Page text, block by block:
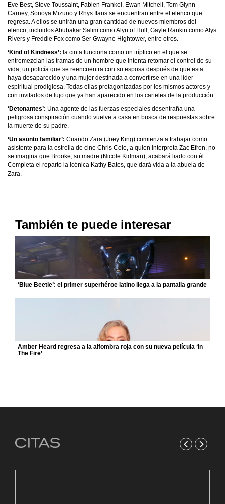
Eve Best, Steve Toussaint, Fabien Frankel, Ewan Mitchell, Tom Glynn-
Carney, Sonoya Mizuno y Rhys Ifans se encuentran entre el elenco que
regresa. A ellos se unirán una gran cantidad de nuevos miembros del
elenco, incluidos Abubakar Salim como Alyn of Hull, Gayle Rankin como Alys
Rivers y Freddie Fox como Ser Gwayne Hightower, entre otros.
‘Kind of Kindness’: la cinta funciona como un tríptico en el que se
entremezclan las tramas de un hombre que intenta retomar el control de su
vida, un policía que se reencuentra con su esposa después de que esta
haya desaparecido y una mujer destinada a convertirse en una líder
espiritual prodigiosa. Todas ellas protagonizadas por los mismos actores y
con invitados de lujo que ya han aparecido en los carteles de la producción.
‘Detonantes’: Una agente de las fuerzas especiales desentraña una
peligrosa conspiración cuando vuelve a casa en busca de respuestas sobre
la muerte de su padre.
‘Un asunto familiar’: Cuando Zara (Joey King) comienza a trabajar como
asistente para la estrella de cine Chris Cole, a quien interpreta Zac Efron, no
se imagina que Brooke, su madre (Nicole Kidman), acabará liado con él.
Completa el reparto la icónica Kathy Bates, que dará vida a la abuela de
Zara.
También te puede interesar
‘Blue Beetle’: el primer superhéroe latino llega a la pantalla grande
Amber Heard regresa a la alfombra roja con su nueva película ‘In
The Fire’